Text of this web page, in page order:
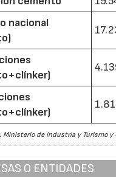
nacional
Ministerio de Industria y Turismo y
O ENTIDADES